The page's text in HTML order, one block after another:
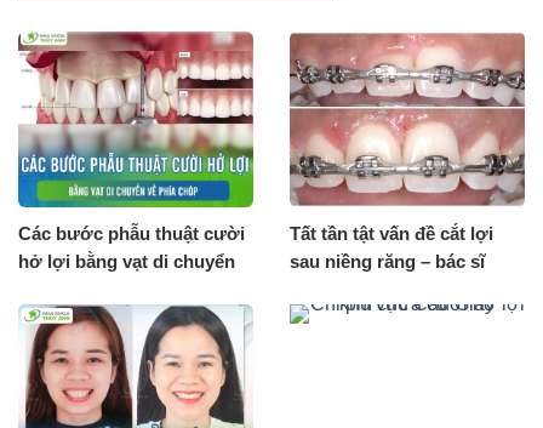
Các bước phẫu thuật cười
hở lợi bằng vạt di chuyển
Tất tần tật vấn đề cắt lợi
sau niềng răng – bác sĩ